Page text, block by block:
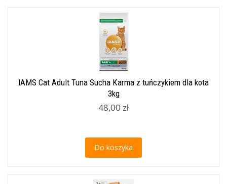
IAMS Cat Adult Tuna Sucha Karma z tuńczykiem dla kota
3kg
48,00 zł
Do koszyka